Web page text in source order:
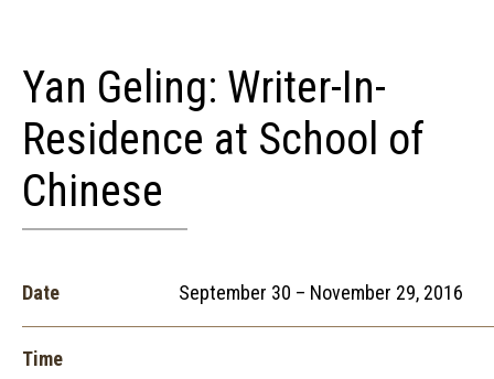
Yan Geling: Writer-In-
Residence at School of
Chinese
Date September 30 – November 29, 2016
Time